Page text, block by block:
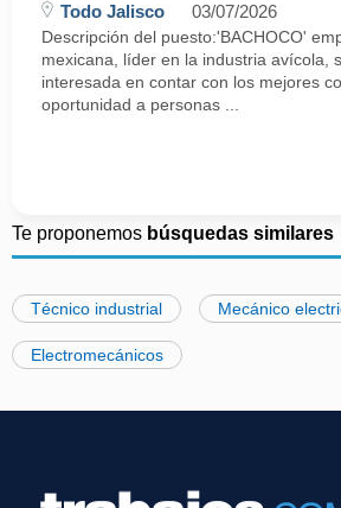
Todo Jalisco 03/07/2026
Descripción del puesto:'BACHOCO'
mexicana, líder en la industria avícola,
interesada en contar con los mejores
oportunidad a personas ...
Te proponemos búsquedas similares
Técnico industrial Mecánico
Electromecánicos